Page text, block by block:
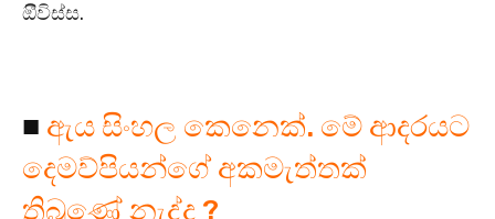
ඔීවිස්ස.
■ ඇය සිංහල කෙනෙක්. මේ ආදරයට
දෙමව්පියන්ගේ අකමැත්තක්
තිබුණේ නැද්ද ?